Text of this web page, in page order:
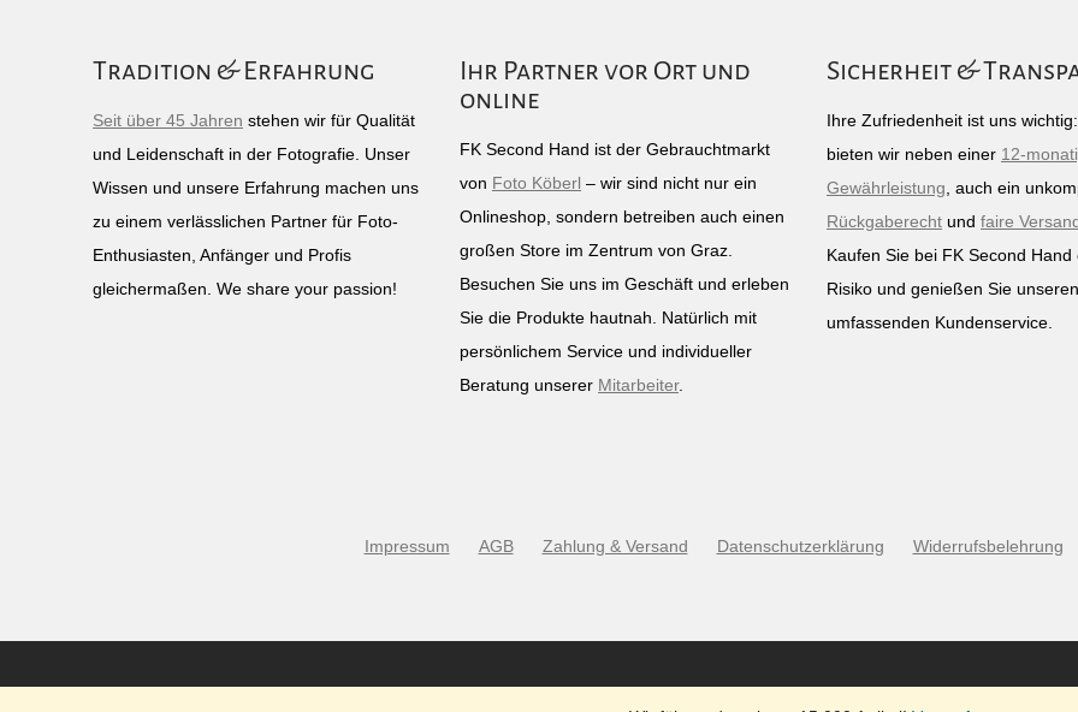
Tradition & Erfahrung
Seit über 45 Jahren stehen wir für Qualität
und Leidenschaft in der Fotografie. Unser
Wissen und unsere Erfahrung machen uns
zu einem verlässlichen Partner für Foto-
Enthusiasten, Anfänger und Profis
gleichermaßen. We share your passion!
Ihr Partner vor Ort und
online
FK Second Hand ist der Gebrauchtmarkt
von Foto Köberl – wir sind nicht nur ein
Onlineshop, sondern betreiben auch einen
großen Store im Zentrum von Graz.
Besuchen Sie uns im Geschäft und erleben
Sie die Produkte hautnah. Natürlich mit
persönlichem Service und individueller
Beratung unserer Mitarbeiter.
Sicherheit &
Ihre Zufriedenheit ist uns
bieten wir neben einer 12-
Gewährleistung , auch ein
Rückgaberecht und faire
Kaufen Sie bei FK Second Hand
Risiko und genießen Sie unseren
umfassenden Kundenservice.
Impressum AGB Zahlung & Versand Datenschutzerklärung Widerrufsbelehrung